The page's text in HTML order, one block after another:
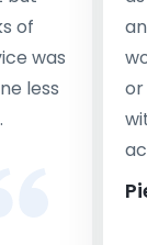
of
was
less
or